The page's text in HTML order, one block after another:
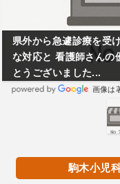
県外から急遽診療を受
な対応と 看護師さんの
とうございました...
画像は
駒木小児